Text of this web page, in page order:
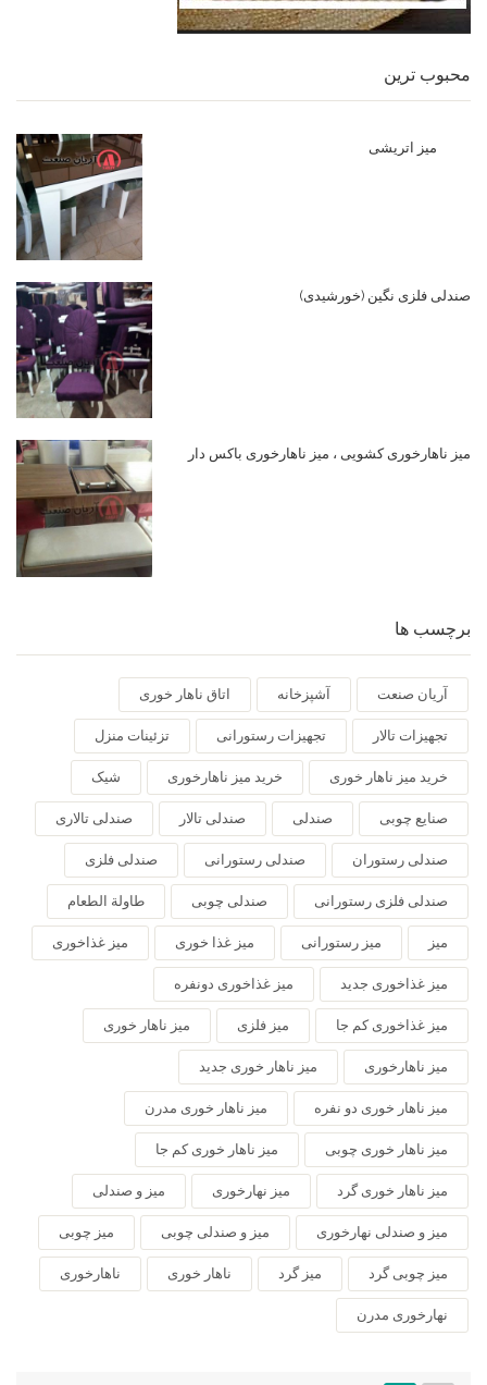
محبوب ترین
میز اتریشی
صندلی فلزی نگین (خورشیدی)
میز ناهارخوری کشویی ، میز ناهارخوری باکس دار
برچسب ها
آریان صنعت آشپزخانه اتاق ناهار خوری
تجهیزات تالار تجهیزات رستورانی تزئینات منزل
خرید میز ناهار خوری خرید میز ناهارخوری شیک
صنایع چوبی صندلی صندلی تالار صندلی تالاری
صندلی رستوران صندلی رستورانی صندلی فلزی
صندلی فلزی رستورانی صندلی چوبی طاولة الطعام
میز میز رستورانی میز غذا خوری میز غذاخوری
میز غذاخوری جدید میز غذاخوری دونفره
میز غذاخوری کم جا میز فلزی میز ناهار خوری
میز ناهارخوری میز ناهار خوری جدید
میز ناهار خوری دو نفره میز ناهار خوری مدرن
میز ناهار خوری چوبی میز ناهار خوری کم جا
میز ناهار خوری گرد میز نهارخوری میز و صندلی
میز و صندلی نهارخوری میز و صندلی چوبی میز چوبی
میز چوبی گرد میز گرد ناهار خوری ناهارخوری
نهارخوری مدرن